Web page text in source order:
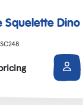
Squelette Dino
SC248